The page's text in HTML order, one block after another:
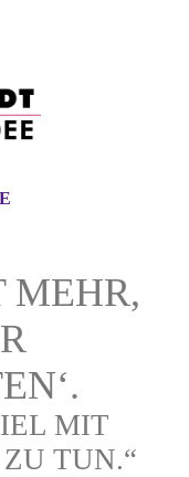
MEHR,
MIT
TUN.“